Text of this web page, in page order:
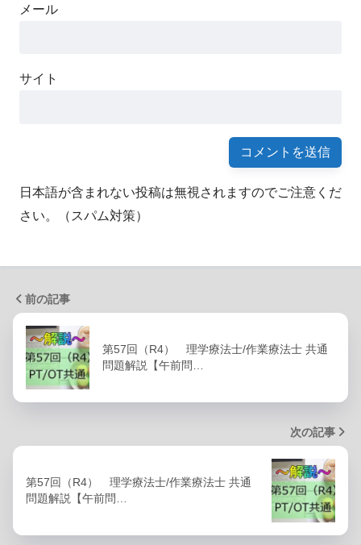
メール
サイト
日本語が含まれない投稿は無視されますのでご注意くだ
さい。（スパム対策）
前の記事
第57回（R4） 理学療法士/作業療法士 共通
問題解説【午前問…
次の記事
第57回（R4） 理学療法士/作業療法士 共通
問題解説【午前問…